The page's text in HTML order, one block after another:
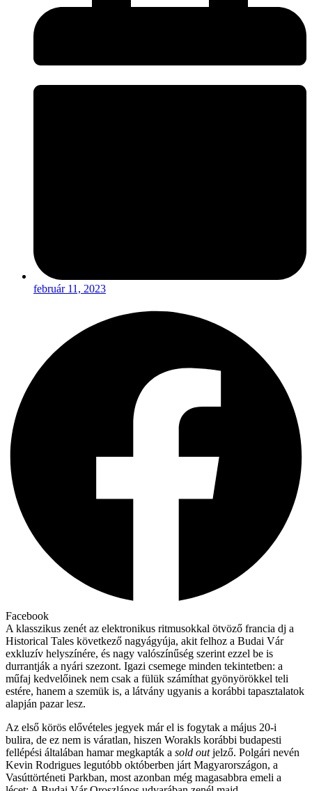
február 11, 2023
Facebook
A klasszikus zenét az elektronikus ritmusokkal ötvöző francia dj a
Historical Tales következő nagyágyúja, akit felhoz a Budai Vár
exkluzív helyszínére, és nagy valószínűség szerint ezzel be is
durrantják a nyári szezont. Igazi csemege minden tekintetben: a
műfaj kedvelőinek nem csak a fülük számíthat gyönyörökkel teli
estére, hanem a szemük is, a látvány ugyanis a korábbi tapasztalatok
alapján pazar lesz.
Az első körös elővételes jegyek már el is fogytak a május 20-i
bulira, de ez nem is váratlan, hiszen Worakls korábbi budapesti
fellépési általában hamar megkapták a sold outjelző. Polgári nevén
Kevin Rodrigues legutóbb októberben járt Magyarországon, a
Vasúttörténeti Parkban, most azonban még magasabbra emeli a